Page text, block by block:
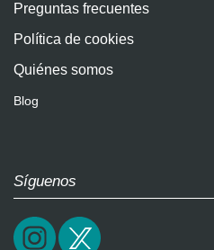
Preguntas frecuentes
Política de cookies
Quiénes somos
Blog
Síguenos